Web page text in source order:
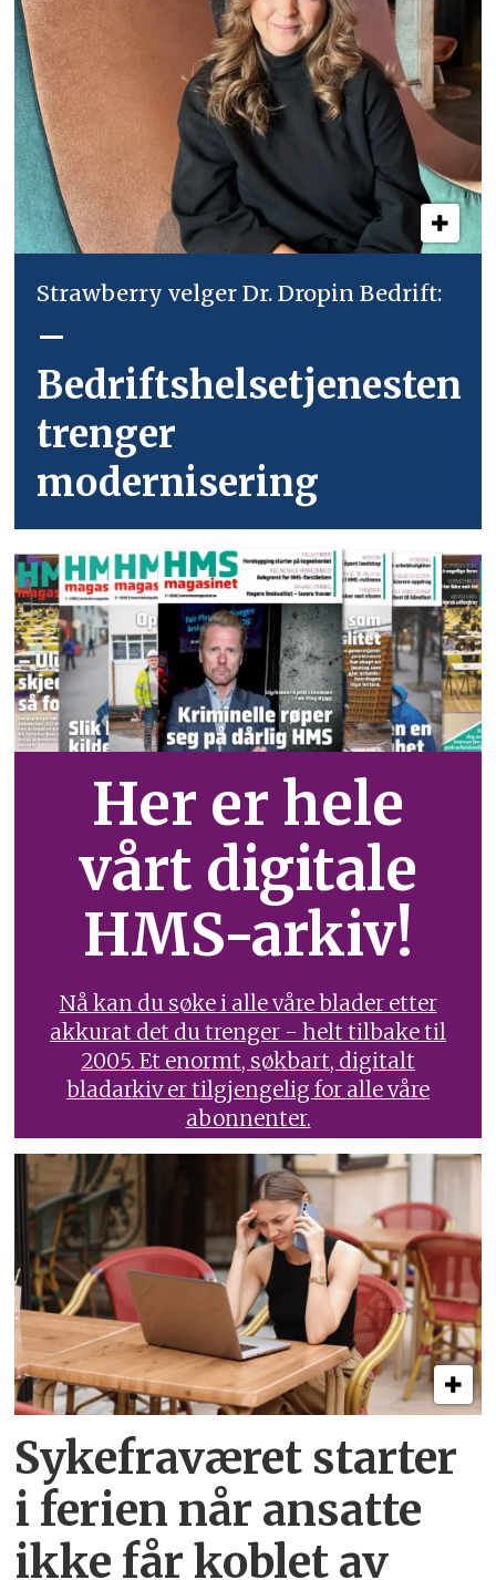
Strawberry velger Dr. Dropin Bedrift:
–
Bedriftshelsetjenesten
trenger
modernisering
Her er hele
vårt digitale
HMS-arkiv!
Nå kan du søke i alle våre blader etter
akkurat det du trenger - helt tilbake til
2005. Et enormt, søkbart, digitalt
bladarkiv er tilgjengelig for alle våre
abonnenter.
Sykefraværet starter
i ferien når ansatte
ikke får koblet av